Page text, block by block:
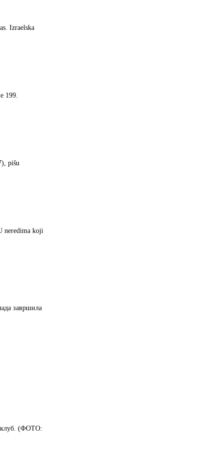
Izraelska
199.
pišu
neredima koji
завршила
клуб. (ФОТО: